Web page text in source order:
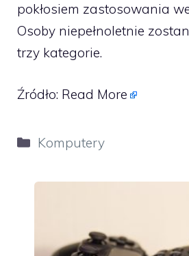
pokłosiem zastosowania
Osoby niepełnoletnie
trzy kategorie.
Źródło: Read More
Kategorie
Komputery